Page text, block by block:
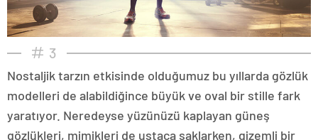
3
Nostaljik tarzın etkisinde olduğumuz bu yıllarda gözlük
modelleri de alabildiğince büyük ve oval bir stille fark
yaratıyor. Neredeyse yüzünüzü kaplayan güneş
gözlükleri, mimikleri de ustaca saklarken, gizemli bir